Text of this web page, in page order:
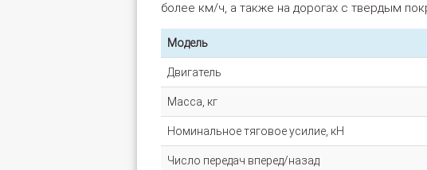
более км/ч, а также на дорогах с твердым
Модель
Двигатель
Масса, кг
Номинальное тяговое усилие, кН
Число передач вперед/назад